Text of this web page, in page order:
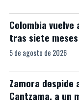
Colombia
tras siete
5 de agosto de 2026
Zamora despide
Cantzama, a un